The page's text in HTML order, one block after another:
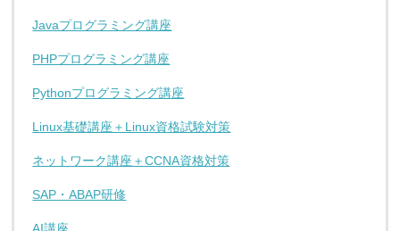
Javaプログラミング講座
PHPプログラミング講座
Pythonプログラミング講座
Linux基礎講座＋Linux資格試験対策
ネットワーク講座＋CCNA資格対策
SAP・ABAP研修